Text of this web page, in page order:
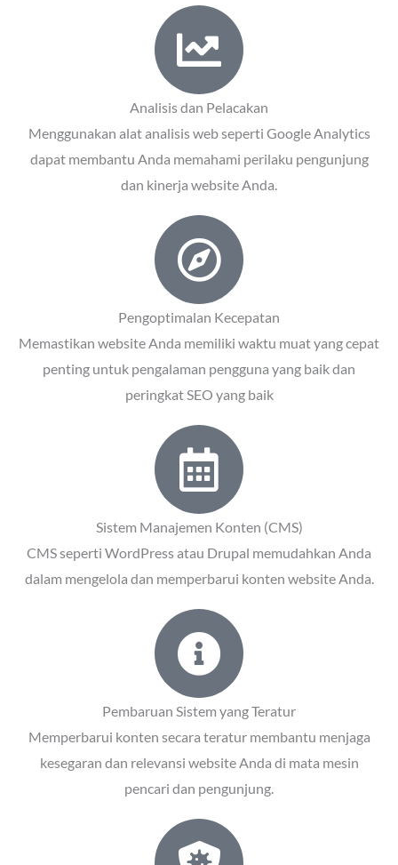
Analisis dan Pelacakan
Menggunakan alat analisis web seperti Google Analytics
dapat membantu Anda memahami perilaku pengunjung
dan kinerja website Anda.
Pengoptimalan Kecepatan
Memastikan website Anda memiliki waktu muat yang cepat
penting untuk pengalaman pengguna yang baik dan
peringkat SEO yang baik
Sistem Manajemen Konten (CMS)
CMS seperti WordPress atau Drupal memudahkan Anda
dalam mengelola dan memperbarui konten website Anda.
Pembaruan Sistem yang Teratur
Memperbarui konten secara teratur membantu menjaga
kesegaran dan relevansi website Anda di mata mesin
pencari dan pengunjung.